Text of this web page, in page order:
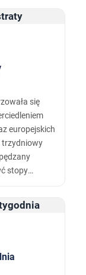
po
się
europejskich
trzydniowy
stopy
oraz
za I kwartał.